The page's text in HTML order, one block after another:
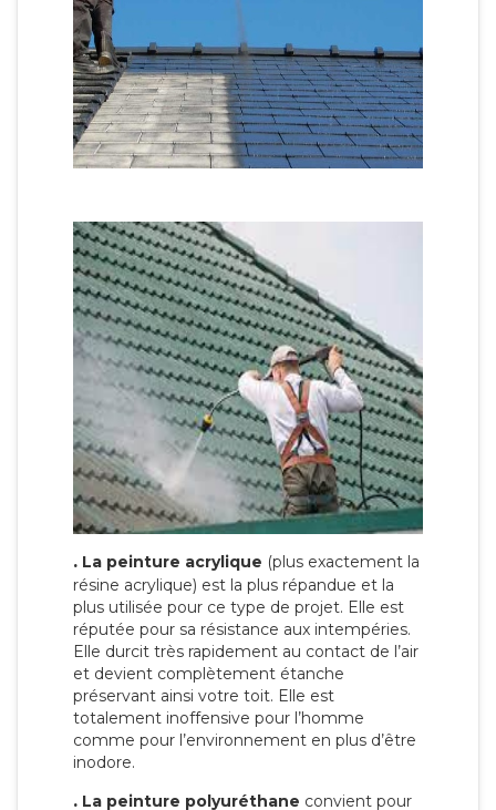
. La peinture acrylique (plus exactement la
résine acrylique) est la plus répandue et la
plus utilisée pour ce type de projet. Elle est
réputée pour sa résistance aux intempéries.
Elle durcit très rapidement au contact de l’air
et devient complètement étanche
préservant ainsi votre toit. Elle est
totalement inoffensive pour l’homme
comme pour l’environnement en plus d’être
inodore.
. La peinture polyuréthane convient pour